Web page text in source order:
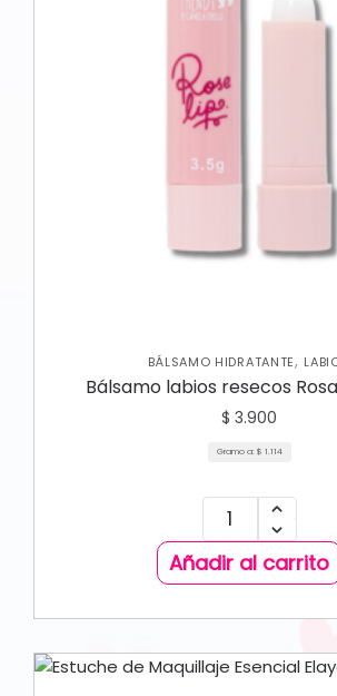
BÁLSAMO HIDRATANTE,
Bálsamo labios resecos
$ 3.900
Gramo a: $ 1.114
Añadir al carrito